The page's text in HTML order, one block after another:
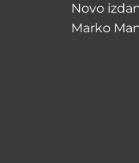
Novo
Marko